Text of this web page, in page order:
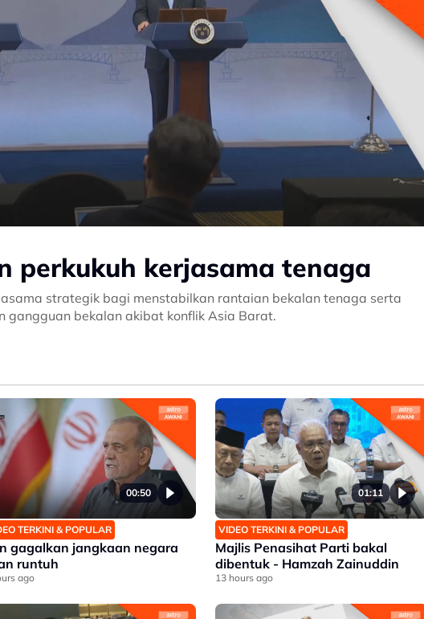
perkukuh kerjasama tenaga
strategik bagi menstabilkan rantaian bekalan tenaga serta
gangguan bekalan akibat konflik Asia Barat.
00:50
TERKINI & POPULAR
gagalkan jangkaan negara
runtuh
ago
01:11
VIDEO TERKINI & POPULAR
Majlis Penasihat Parti bakal
dibentuk - Hamzah Zainuddin
13 hours ago